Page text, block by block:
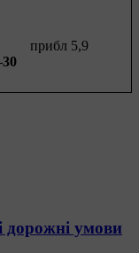
прибл 5,9
дорожні умови